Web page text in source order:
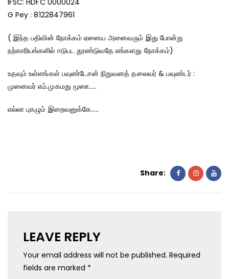
IFSC: HDFC 0000024
G Pey : 8122847961
( இந்த பதிவின் நோக்கம் ஏனைய அனைவரும் இது போன்று
நற்காரியங்களில் ஈடுபட தூண்டுவதே எங்களது நோக்கம்)
உதவும் உள்ளங்கள் பவுண்டேசன் நிறுவனத் தலைவர் & பவுண்டர் :
முனைவர் எம்.முகமது மூஸா…..
எல்லா புகழும் இறைவனுக்கே…..
Share:
LEAVE REPLY
Your email address will not be published. Required
fields are marked *